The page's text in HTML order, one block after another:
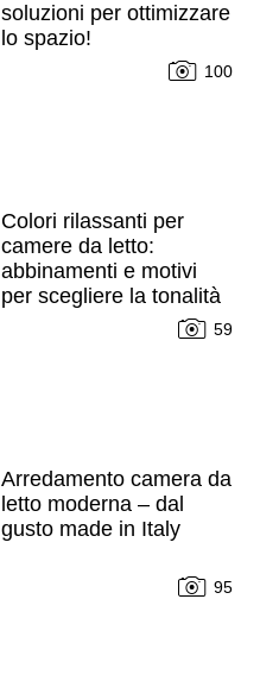
soluzioni per ottimizzare
lo spazio!
100
Colori rilassanti per
camere da letto:
abbinamenti e motivi
per scegliere la tonalità
59
Arredamento camera da
letto moderna – dal
gusto made in Italy
95